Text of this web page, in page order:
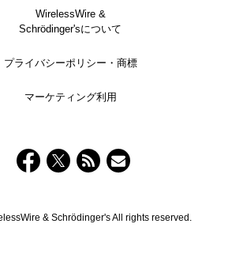
WirelessWire &
Schrödinger'sについて
プライバシーポリシー・商標
マーケティング利用
& Schrödinger's All rights reserved.